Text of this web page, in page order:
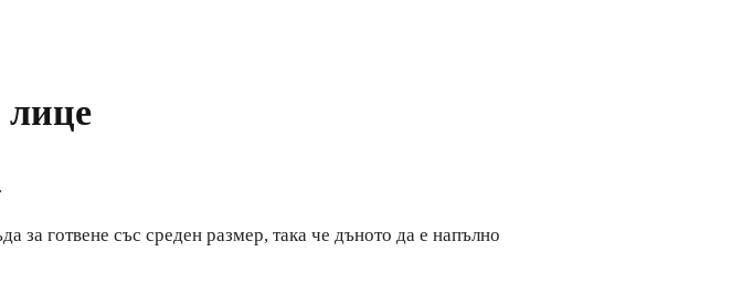
лице
за готвене със среден размер, така че дъното да е напълно